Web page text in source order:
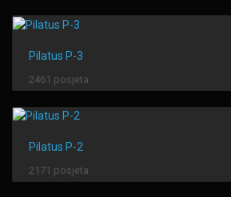
Pilatus P-3
2461 posjeta
Pilatus P-2
2171 posjeta